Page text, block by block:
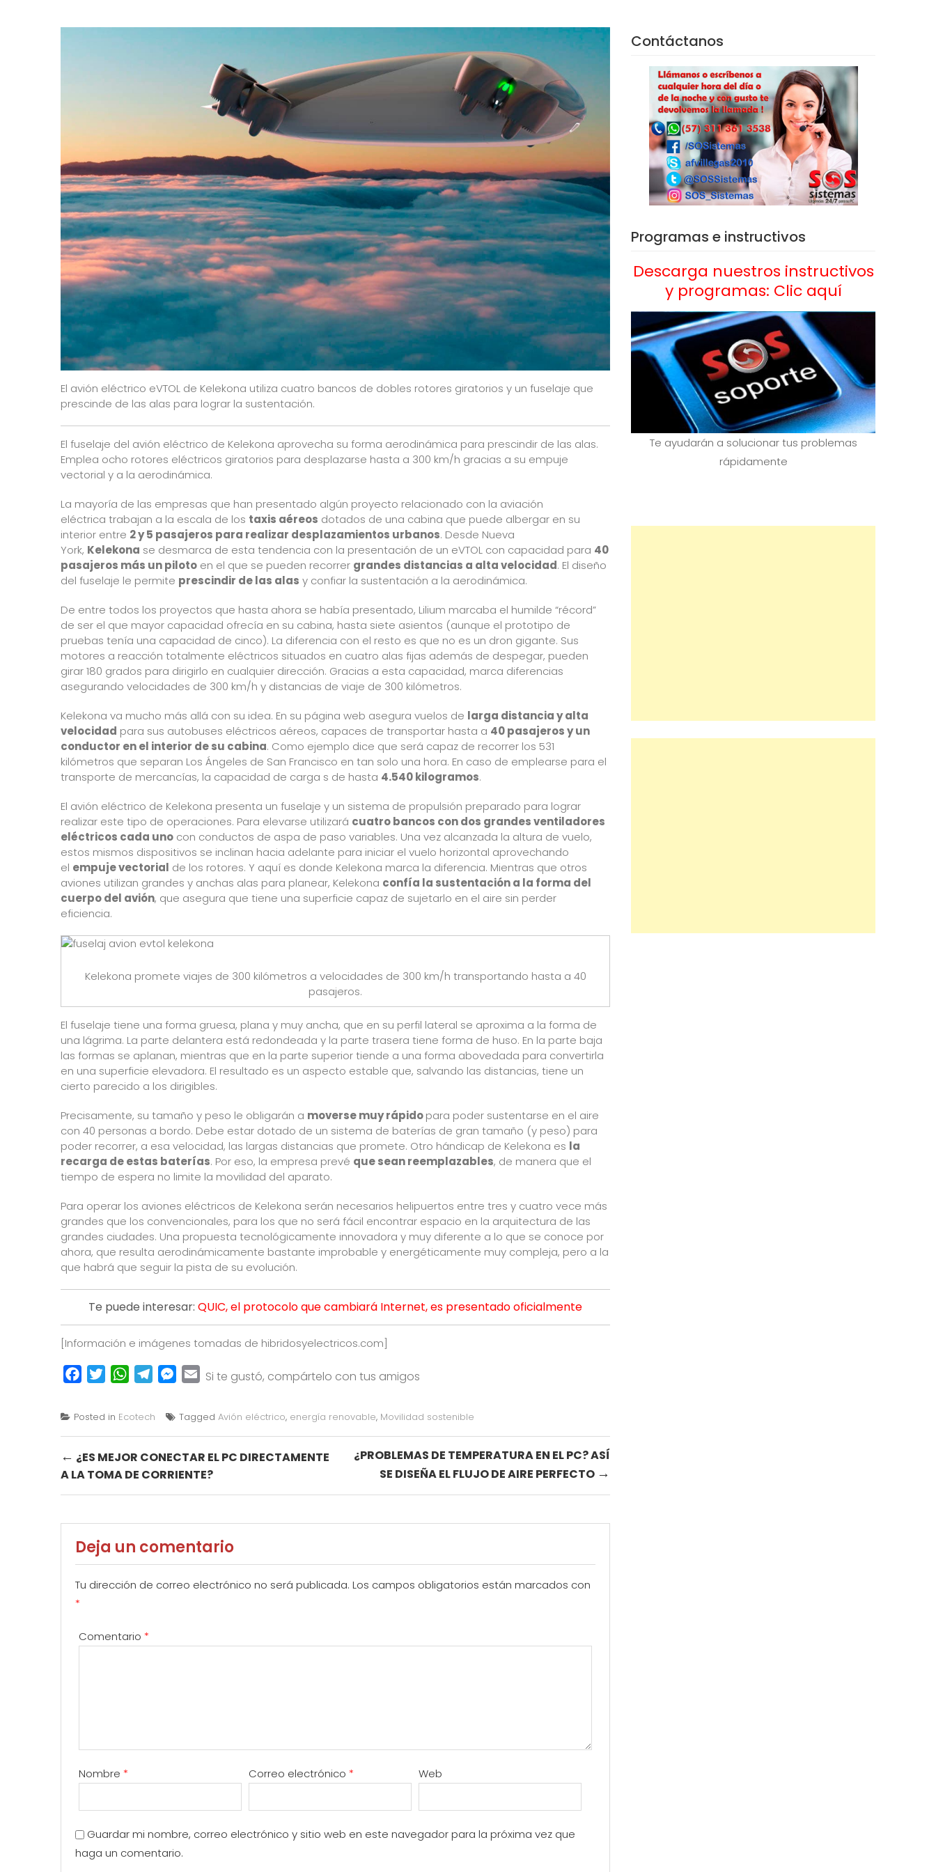
El avión eléctrico eVTOL de Kelekona utiliza cuatro bancos de dobles rotores giratorios y un fuselaje que
prescinde de las alas para lograr la sustentación.
El fuselaje del avión eléctrico de Kelekona aprovecha su forma aerodinámica para prescindir de las alas.
Emplea ocho rotores eléctricos giratorios para desplazarse hasta a 300 km/h gracias a su empuje
vectorial y a la aerodinámica.
La mayoría de las empresas que han presentado algún proyecto relacionado con la aviación
eléctrica trabajan a la escala de los taxis aéreos dotados de una cabina que puede albergar en su
interior entre 2 y 5 pasajeros para realizar desplazamientos urbanos. Desde Nueva
York, Kelekona se desmarca de esta tendencia con la presentación de un eVTOL con capacidad para 40
pasajeros más un piloto en el que se pueden recorrer grandes distancias a alta velocidad. El diseño
del fuselaje le permite prescindir de las alas y confiar la sustentación a la aerodinámica.
De entre todos los proyectos que hasta ahora se había presentado, Lilium marcaba el humilde “récord”
de ser el que mayor capacidad ofrecía en su cabina, hasta siete asientos (aunque el prototipo de
pruebas tenía una capacidad de cinco). La diferencia con el resto es que no es un dron gigante. Sus
motores a reacción totalmente eléctricos situados en cuatro alas fijas además de despegar, pueden
girar 180 grados para dirigirlo en cualquier dirección. Gracias a esta capacidad, marca diferencias
asegurando velocidades de 300 km/h y distancias de viaje de 300 kilómetros.
Kelekona va mucho más allá con su idea. En su página web asegura vuelos de larga distancia y alta
velocidad para sus autobuses eléctricos aéreos, capaces de transportar hasta a 40 pasajeros y un
conductor en el interior de su cabina. Como ejemplo dice que será capaz de recorrer los 531
kilómetros que separan Los Ángeles de San Francisco en tan solo una hora. En caso de emplearse para el
transporte de mercancías, la capacidad de carga s de hasta 4.540 kilogramos.
El avión eléctrico de Kelekona presenta un fuselaje y un sistema de propulsión preparado para lograr
realizar este tipo de operaciones. Para elevarse utilizará cuatro bancos con dos grandes ventiladores
eléctricos cada uno con conductos de aspa de paso variables. Una vez alcanzada la altura de vuelo,
estos mismos dispositivos se inclinan hacia adelante para iniciar el vuelo horizontal aprovechando
el empuje vectorial de los rotores. Y aquí es donde Kelekona marca la diferencia. Mientras que otros
aviones utilizan grandes y anchas alas para planear, Kelekona confía la sustentación a la forma del
cuerpo del avión, que asegura que tiene una superficie capaz de sujetarlo en el aire sin perder
eficiencia.
Kelekona promete viajes de 300 kilómetros a velocidades de 300 km/h transportando hasta a 40
pasajeros.
El fuselaje tiene una forma gruesa, plana y muy ancha, que en su perfil lateral se aproxima a la forma de
una lágrima. La parte delantera está redondeada y la parte trasera tiene forma de huso. En la parte baja
las formas se aplanan, mientras que en la parte superior tiende a una forma abovedada para convertirla
en una superficie elevadora. El resultado es un aspecto estable que, salvando las distancias, tiene un
cierto parecido a los dirigibles.
Precisamente, su tamaño y peso le obligarán a moverse muy rápidopara poder sustentarse en el aire
con 40 personas a bordo. Debe estar dotado de un sistema de baterías de gran tamaño (y peso) para
poder recorrer, a esa velocidad, las largas distancias que promete. Otro hándicap de Kelekona es la
recarga de estas baterías. Por eso, la empresa prevé que sean reemplazables, de manera que el
tiempo de espera no limite la movilidad del aparato.
Para operar los aviones eléctricos de Kelekona serán necesarios helipuertos entre tres y cuatro vece más
grandes que los convencionales, para los que no será fácil encontrar espacio en la arquitectura de las
grandes ciudades. Una propuesta tecnológicamente innovadora y muy diferente a lo que se conoce por
ahora, que resulta aerodinámicamente bastante improbable y energéticamente muy compleja, pero a la
que habrá que seguir la pista de su evolución.
Te puede interesar: QUIC, el protocolo que cambiará Internet, es presentado oficialmente
[Información e imágenes tomadas de hibridosyelectricos.com]
FacebookTwitterWhatsApp
TelegramMessenger
Email
Si te gustó, compártelo con tus amigos
Posted in Ecotech Tagged Avión eléctrico, energía renovable, Movilidad sostenible
Post
navigation
← ¿ES MEJOR CONECTAR EL PC DIRECTAMENTE
A LA TOMA DE CORRIENTE?
¿PROBLEMAS DE TEMPERATURA EN EL PC? ASÍ
SE DISEÑA EL FLUJO DE AIRE PERFECTO →
Deja un comentario
Tu dirección de correo electrónico no será publicada. Los campos obligatorios están marcados con
*
Comentario *
Nombre * Correo electrónico * Web
Guardar mi nombre, correo electrónico y sitio web en este navegador para la próxima vez que
haga un comentario.
Contáctanos
Programas e instructivos
Descarga nuestros instructivos
y programas: Clic aquí
Te ayudarán a solucionar tus problemas
rápidamente